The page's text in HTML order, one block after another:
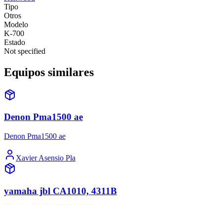
Tipo
Otros
Modelo
K-700
Estado
Not specified
Equipos similares
Denon Pma1500 ae
Denon Pma1500 ae
Xavier Asensio Pla
yamaha jbl CA1010, 4311B